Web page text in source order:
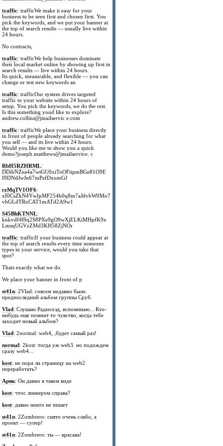
traffic: trafficWe make it easy for your
business to be seen first and chosen first. You
pick the keywords, and we put your banner at
the top of search results — usually live within
24 hours.
No contracts,
traffic: trafficWe help businesses dominate
their local market online by showing up first in
search results — live within 24 hours.
Its quick, measurable, and flexible — you can
change or test new keywords an
traffic: trafficOur system drives targeted
traffic to your website within 24 hours of
setup. You pick the keywords, we do the rest.
Is this something youd like to explore?
andrew.collins@jmailservic e.com
traffic: trafficWe place your business directly
in front of people already searching for what
you sell — and its live within 24 hours.
Would you like me to show you a quick
demo?joseph.matthews@jmailservice. c
RbH5RZHRML:
DDibNZea4a7wtGU0xiToOFiipmBGe81O9E
I9DNdJwJn67mPzfDxomGJ
rzMqTV1OF6:
xI0CsZkN4YwIpMF254b0q8m7aJdvbW0Mo7
vhGLdTRxCAT1mATd2A9w1
S45BhKTNNL:
knkvdf4l9q2S8PXe9gO9wXjELKiMHpfK9x
LmsqUGVzZMd3KH58ZjNOr
traffic: trafficIf your business could appear at
the top of search results every time someone
types in your service, would you take that
spot?
Thats exactly what we do.
We place your banner in front of p
st41n: 2Vlad: совсем недавно было.
предпоследний альбом группы Сруб.
Vlad: Слушаю Радиохэд, вспоминаю... Кто-
нибудь еще помнит то чувство, когда тебе
заходит новый альбом?
Vlad: 2normal: web4, ,будет самый раз!
normal: 2kost: тогда уж web3. но подождем
сразу web4...
kost: не пора ли страницу на web2
переработать?
Арик: Он давно в таком виде
kost: чтос линкером справа?
kost: давно никто не пишет
st41n: 2Zombrero: снято очень слабо, а
проект — супер!
st41n: 2Zombrero: ты — красава!